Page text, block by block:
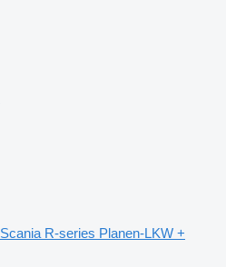
Scania R-series Planen-LKW +